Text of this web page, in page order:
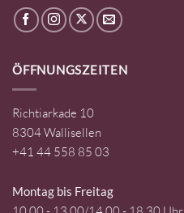
ÖFFNUNGSZEITEN
Richtiarkade 10
8304 Wallisellen
+41 44 558 85 03
Montag bis Freitag